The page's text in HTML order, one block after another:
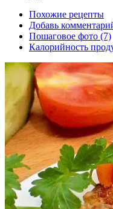
Похожие рецепты
Добавь
Пошаговое фото (7)
Калорийность